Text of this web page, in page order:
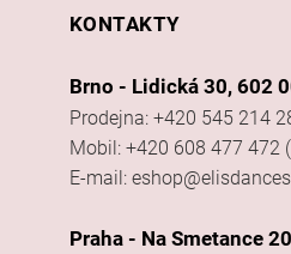
KONTAKTY
Brno - Lidická 30, 602
Prodejna: +420 545 214
Mobil: +420 608 477 472
E-mail:
Praha - Na Smetance